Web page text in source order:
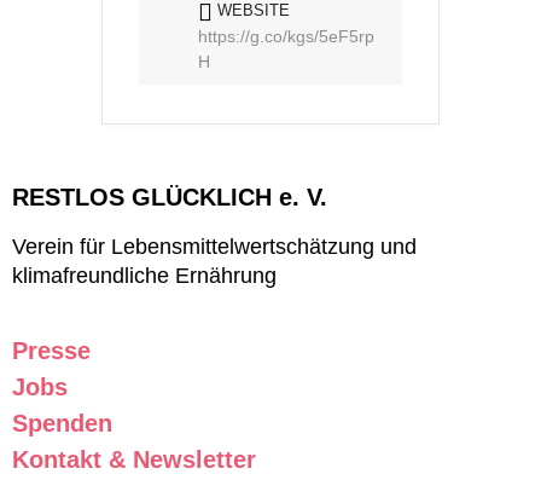
WEBSITE
https://g.co/kgs/5eF5rp
H
RESTLOS GLÜCKLICH e. V.
Verein für Lebensmittelwertschätzung und
klimafreundliche Ernährung
Presse
Jobs
Spenden
Kontakt & Newsletter